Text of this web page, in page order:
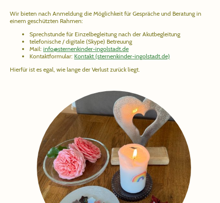
Wir bieten nach Anmeldung die Möglichkeit für Gespräche und Beratung in
einem geschützten Rahmen:
Sprechstunde für Einzelbegleitung nach der Akutbegleitung
telefonische / digitale (Skype) Betreuung
Mail: info@sternenkinder-ingolstadt.de
Kontaktformular: Kontakt (sternenkinder-ingolstadt.de)
Hierfür ist es egal, wie lange der Verlust zurück liegt.